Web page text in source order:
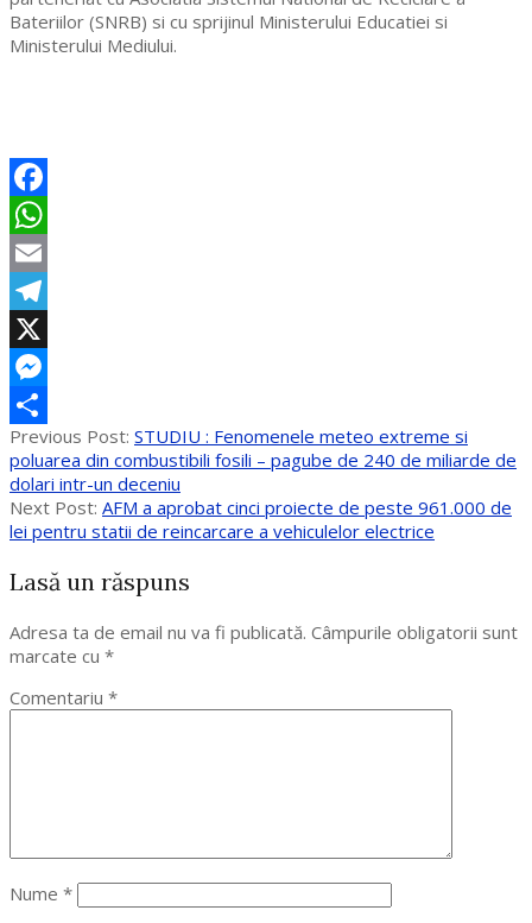
Bateriilor (SNRB) si cu sprijinul Ministerului Educatiei si
Ministerului Mediului.
Facebook
WhatsApp
Email
Telegram
X
Messenger
Partajează
2017-
09-
28
Previous Post: STUDIU : Fenomenele meteo extreme si
poluarea din combustibili fosili – pagube de 240 de miliarde de
dolari intr-un deceniu
Next Post: AFM a aprobat cinci proiecte de peste 961.000 de
lei pentru statii de reincarcare a vehiculelor electrice
Lasă un răspuns
Adresa ta de email nu va fi publicată. Câmpurile obligatorii sunt
marcate cu *
Comentariu *
Nume *